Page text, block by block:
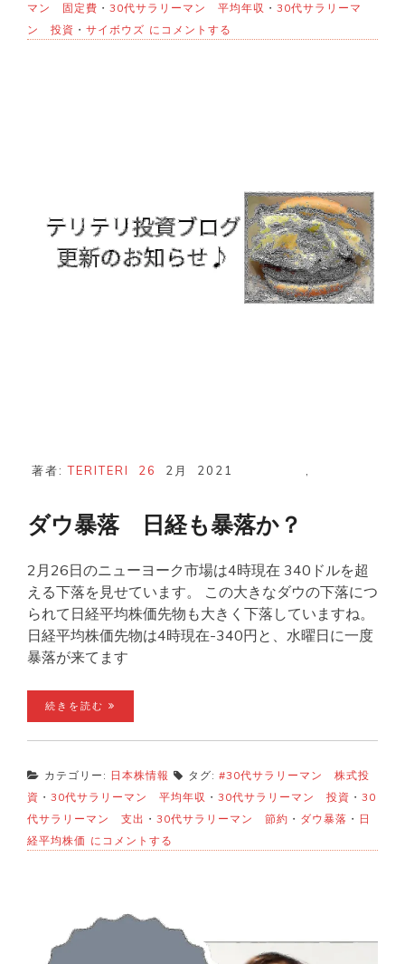
マン 固定費 ・ 30代サラリーマン 平均年収 ・ 30代サラリーマ
ン 投資 ・ サイボウズ サ
イ
にコメントする
著者:TERITERI 26 2月 2021
ダウ暴落 日経も暴落か？
2月26日のニューヨーク市場は4時現在 340ドルを超
える下落を見せています。 この大きなダウの下落につ
られて日経平均株価先物も大きく下落していますね。
日経平均株価先物は4時現在-340円と、水曜日に一度
暴落が来てます
続きを読む
カテゴリー: 日本株情報 タグ: #30代サラリーマン 株式投
資 ・ 30代サラリーマン 平均年収 ・ 30代サラリーマン 投資 ・ 30
代サラリーマン 支出 ・ 30代サラリーマン 節約 ・ ダウ暴落 ・ 日
経平均株価 ダ
ウ
経
も
にコメントする